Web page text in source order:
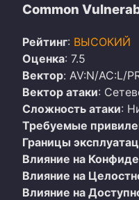
Common
Рейтинг: ВЫСОКИЙ
Оценка: 7.5
Вектор: AV:N/AC:L/
Вектор атаки:
Сложность атаки:
Требуемые
Границы
Влияние на
Влияние на
Влияние на